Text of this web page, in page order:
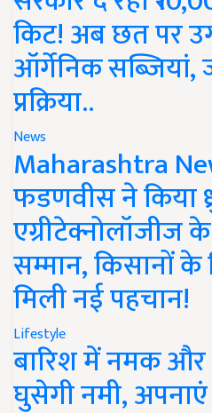
किट! अब छत पर
ऑर्गेनिक
प्रक्रिया..
News
Maharashtra
फडणवीस ने किया
एग्रीटेक्नोलॉजीज
सम्मान, किसानों
मिली नई पहचान!
Lifestyle
बारिश में नमक और
घुसेगी नमी,